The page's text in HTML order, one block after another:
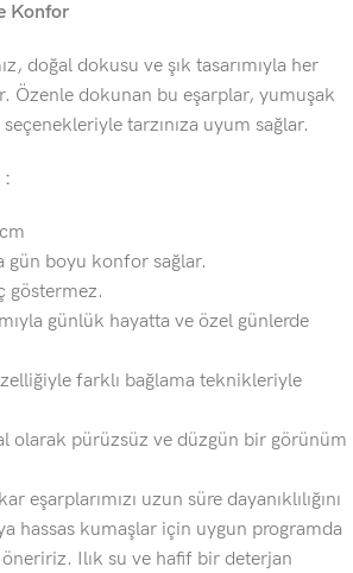
Konfor
doğal dokusu ve şık tasarımıyla her
Özenle dokunan bu eşarplar, yumuşak
tarzınıza uyum sağlar.
:
gün boyu konfor sağlar.
göstermez.
günlük hayatta ve özel günlerde
farklı bağlama teknikleriyle
olarak pürüzsüz ve düzgün bir görünüm
eşarplarımızı uzun süre dayanıklılığını
hassas kumaşlar için uygun programda
öneririz. Ilık su ve hafif bir deterjan